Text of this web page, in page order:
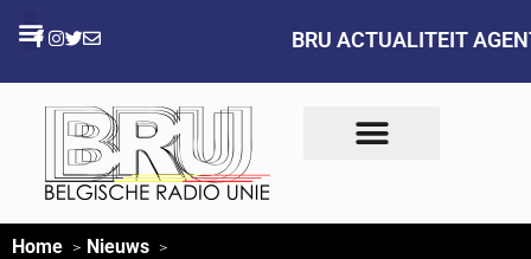
BRU ACTUALITEIT
Home Nieuws